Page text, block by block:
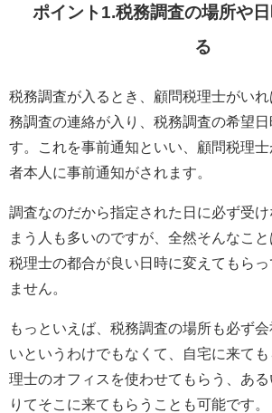
ポイント1.税務調査の場所や
る
税務調査が入るとき、顧問税理士がい
務調査の連絡が入り、税務調査の希望日
す。これを事前通知といい、顧問税理
者本人に事前通知がされます。
調査なのだから指定された日に必ず受け
まう人も多いのですが、全然そんなこ
税理士の都合が良い日時に変えてもらっ
ません。
もっといえば、税務調査の場所も必ず
いというわけでもなくて、自宅に来て
理士のオフィスを使わせてもらう、あ
りてそこに来てもらうことも可能です。